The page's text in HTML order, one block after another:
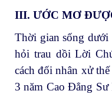
III. ƯỚC MƠ
Thời gian sống
hỏi trau dồi Lời
cách đối nhân xử
3 năm Cao Đẳng